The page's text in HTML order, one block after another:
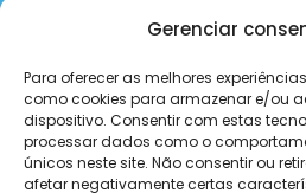
Gerenciar
Para oferecer as melhores
como cookies para armazenar e/ou
dispositivo. Consentir com estas
processar dados como o
únicos neste site. Não consentir ou
afetar negativamente certas
Sopra Steria
Contate-
Política de